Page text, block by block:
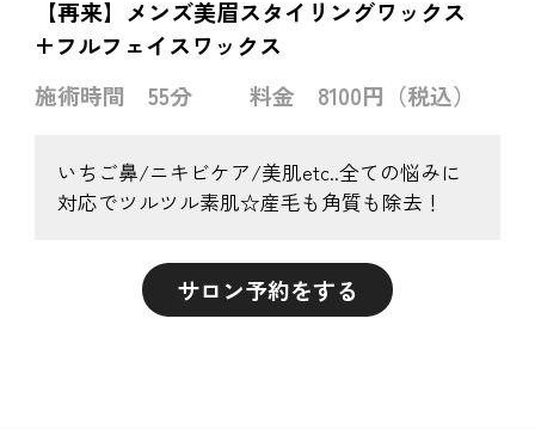
【再来】メンズ美眉スタイリングワックス
+フルフェイスワックス
施術時間
55分 料金 8100円（税込）
いちご鼻/ニキビケア/美肌etc..全ての悩みに
対応でツルツル素肌☆産毛も角質も除去！
サロン予約をする